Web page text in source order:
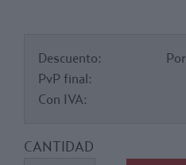
Dimensiones 30,48 x 25,40 x
Descuento:
PvP final:
Con IVA:
CANTIDAD